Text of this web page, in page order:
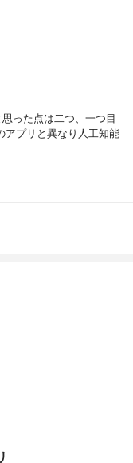
った点は二つ、一つ目
アプリと異なり人工知能